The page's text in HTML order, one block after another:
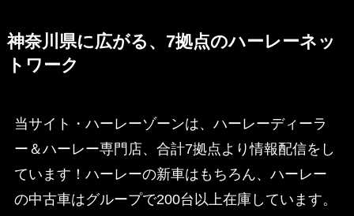
神奈川県に広がる、7拠点のハーレーネッ
トワーク
当サイト・ハーレーゾーンは、ハーレーディーラ
ー＆ハーレー専門店、合計7拠点より情報配信をし
ています！ハーレーの新車はもちろん、ハーレー
の中古車はグループで200台以上在庫しています。